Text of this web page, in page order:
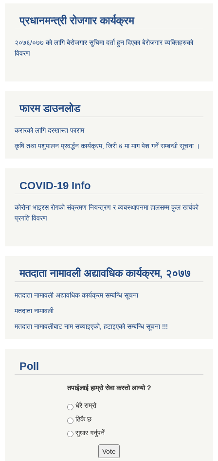
प्रधानमन्त्री रोजगार कार्यक्रम
२०७६/०७७ को लागि बेरोजगार सुचिमा दर्ता हुन दिएका बेरोजगार व्यक्तिहरुको
विवरण
फारम डाउनलोड
करारको लागि दरखास्त फाराम
कृषि तथा पशुपालन प्रवर्द्धन कार्यक्रम, जिरी ७ मा माग पेश गर्ने सम्बन्धी सूचना ।
COVID-19 Info
कोरोना भाइरस रोगको संक्रमण नियन्त्रण र व्यबस्थापनमा हालसम्म कुल खर्चको
प्रगति विवरण
मतदाता नामावली अद्यावधिक कार्यक्रम, २०७७
मतदाता नामावली अद्यावधिक कार्यक्रम सम्बन्धि सूचना
मतदाता नामावली
मतदाता नामावलीबाट नाम सच्याइएको, हटाइएको सम्बन्धि सूचना !!!
Poll
तपाईलाई हाम्रो सेवा कस्तो लाग्यो ?
Choices
धेरै राम्रो
ठिकै छ
सुधार गर्नुपर्ने